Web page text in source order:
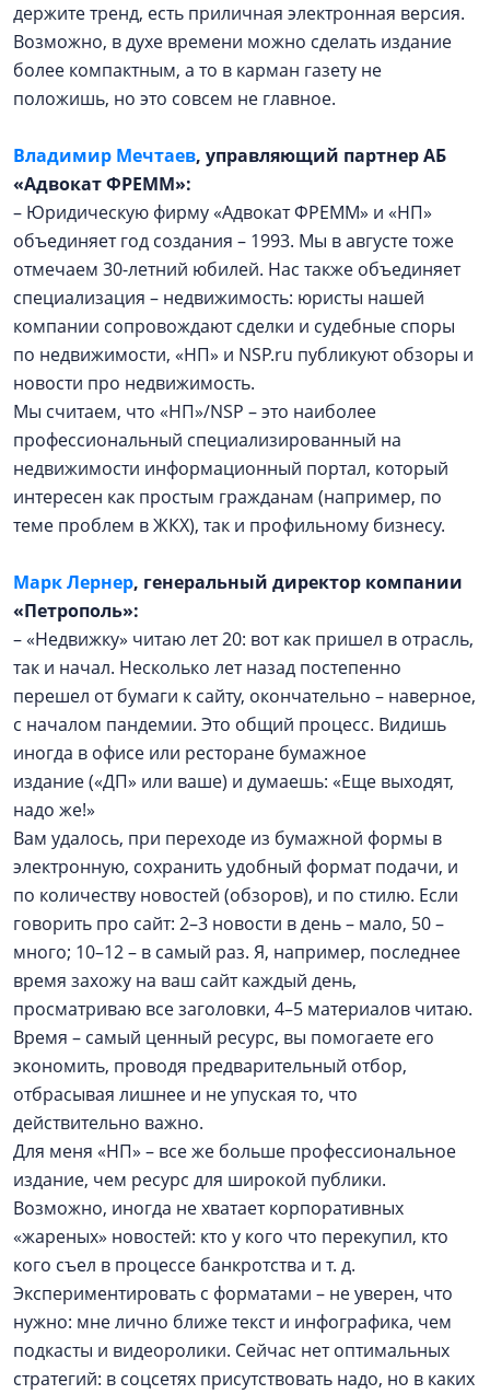
держите тренд, есть приличная электронная версия.
Возможно, в духе времени можно сделать издание
более компактным, а то в карман газету не
положишь, но это совсем не главное.
Владимир Мечтаев, управляющий партнер АБ
«Адвокат ФРЕММ»:
– Юридическую фирму «Адвокат ФРЕММ» и «НП»
объединяет год создания – 1993. Мы в августе тоже
отмечаем 30-летний юбилей. Нас также объединяет
специализация – недвижимость: юристы нашей
компании сопровождают сделки и судебные споры
по недвижимости, «НП» и NSP.ru публикуют обзоры и
новости про недвижимость.
Мы считаем, что «НП»/NSP – это наиболее
профессиональный специализированный на
недвижимости информационный портал, который
интересен как простым гражданам (например, по
теме проблем в ЖКХ), так и профильному бизнесу.
Марк Лернер, генеральный директор компании
«Петрополь»:
– «Недвижку» читаю лет 20: вот как пришел в отрасль,
так и начал. Несколько лет назад постепенно
перешел от бумаги к сайту, окончательно – наверное,
с началом пандемии. Это общий процесс. Видишь
иногда в офисе или ресторане бумажное
издание («ДП» или ваше) и думаешь: «Еще выходят,
надо же!»
Вам удалось, при переходе из бумажной формы в
электронную, сохранить удобный формат подачи, и
по количеству новостей (обзоров), и по стилю. Если
говорить про сайт: 2–3 новости в день – мало, 50 –
много; 10–12 – в самый раз. Я, например, последнее
время захожу на ваш сайт каждый день,
просматриваю все заголовки, 4–5 материалов читаю.
Время – самый ценный ресурс, вы помогаете его
экономить, проводя предварительный отбор,
отбрасывая лишнее и не упуская то, что
действительно важно.
Для меня «НП» – все же больше профессиональное
издание, чем ресурс для широкой публики.
Возможно, иногда не хватает корпоративных
«жареных» новостей: кто у кого что перекупил, кто
кого съел в процессе банкротства и т. д.
Экспериментировать с форматами – не уверен, что
нужно: мне лично ближе текст и инфографика, чем
подкасты и видеоролики. Сейчас нет оптимальных
стратегий: в соцсетях присутствовать надо, но в каких